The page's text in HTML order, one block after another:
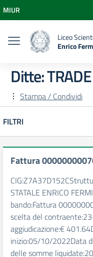
Vai al menu di
Vai al footer
MIUR
Liceo
Enrico
Ditte:
Stampa / Condividi
FILTRI
Fattura
STATALE ENRICO
bando:Fattura
scelta del
aggiudicazione:€
inizio:05/10/2022Data
delle somme